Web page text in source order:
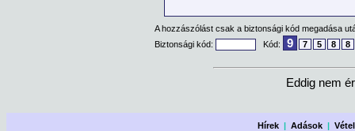
A hozzászólást csak a biztonsági kód megadása
Biztonsági kód:
Kód: 9 7 5 8 8
Eddig nem
Hírek |Adások |